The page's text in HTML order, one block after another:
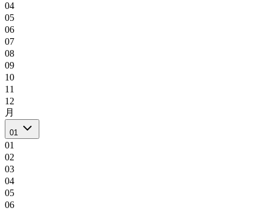
04
05
06
07
08
09
10
11
12
月
01
01
02
03
04
05
06